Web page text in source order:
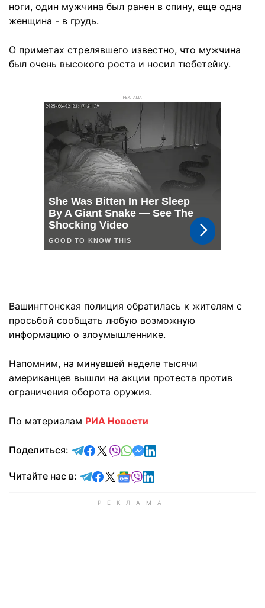
ноги, один мужчина был ранен в спину, еще одна
женщина - в грудь.
О приметах стрелявшего известно, что мужчина
был очень высокого роста и носил тюбетейку.
РЕКЛАМА
Вашингтонская полиция обратилась к жителям с
просьбой сообщать любую возможную
информацию о злоумышленнике.
Напомним, на минувшей неделе тысячи
американцев вышли на акции протеста против
ограничения оборота оружия.
По материалам РИА Новости
Поделиться: отправить в Telegram
поделиться в Facebook
поделиться в X
отправить в Viber
отправить в Whatsapp
отправить в Messenger
отправить в LinkedIn
Читайте нас в: Читайте в Telegram
Читайте в Facebook
Читайте в X
Читайте в Google news
Читайте в Viber
Читайте в LinkedIn